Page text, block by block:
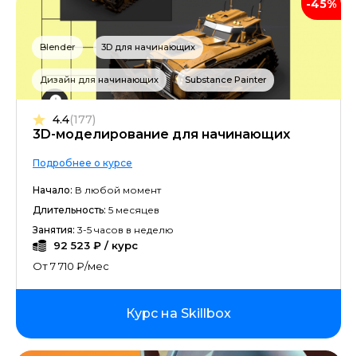
-45%
Blender 3D для начинающих
Дизайн для начинающих Substance Painter
3D-моделирование для начинающих
4.4(177)
Подробнее о курсе
Начало: В любой момент
Длительность: 5 месяцев
Занятия: 3-5 часов в неделю
92 523 ₽ / курс
От 7 710 ₽/мес
Курс на Skillbox